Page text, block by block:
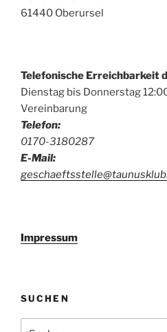
61440 Oberursel
Telefonische Erreichbarkeit
Dienstag bis Donnerstag
Vereinbarung
Telefon:
0170-3180287
E-Mail:
Impressum
SUCHEN